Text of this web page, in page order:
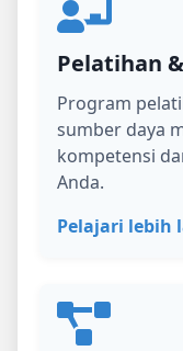
Pelatihan
Program
sumber daya
kompetensi
Anda.
Pelajari lebih